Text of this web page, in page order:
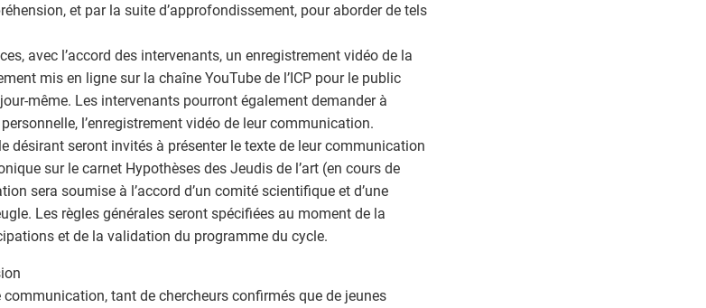
et par la suite d’approfondissement, pour aborder de tels
avec l’accord des intervenants, un enregistrement vidéo de la
mis en ligne sur la chaîne YouTube de l’ICP pour le public
même. Les intervenants pourront également demander à
l’enregistrement vidéo de leur communication.
désirant seront invités à présenter le texte de leur communication
sur le carnet Hypothèses des Jeudis de l’art (en cours de
sera soumise à l’accord d’un comité scientifique et d’une
Les règles générales seront spécifiées au moment de la
et de la validation du programme du cycle.
tant de chercheurs confirmés que de jeunes